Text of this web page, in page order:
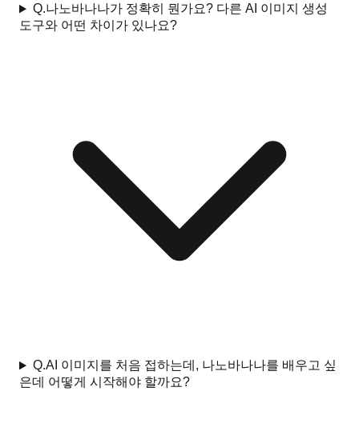
Q.나노바나나가 정확히 뭔가요? 다른 AI 이미지 생성
도구와 어떤 차이가 있나요?
Q.AI 이미지를 처음 접하는데, 나노바나나를 배우고 싶
은데 어떻게 시작해야 할까요?